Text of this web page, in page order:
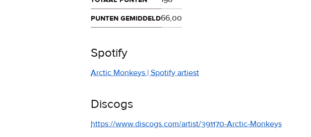
punten gemiddeld66,00
Spotify
Arctic Monkeys | Spotify artiest
Discogs
https://www.discogs.com/artist/391170-Arctic-Monkeys